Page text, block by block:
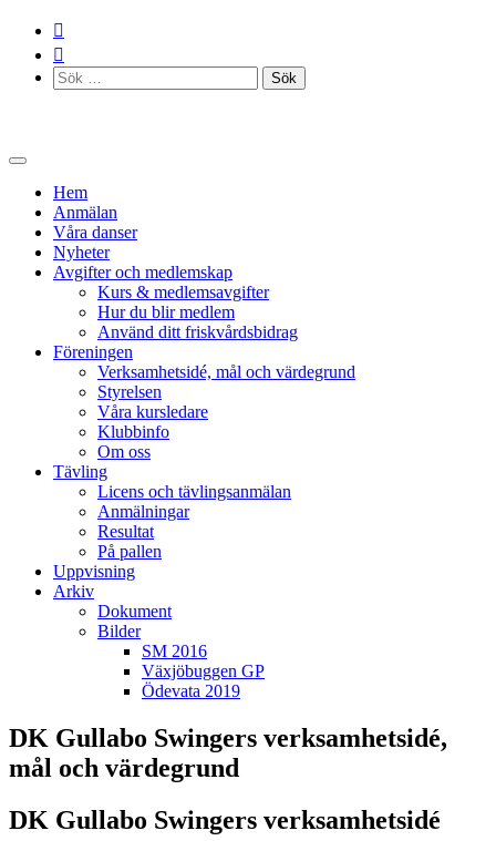
Skip
contentSök
efter:
Hem
Anmälan
Våra danser
Nyheter
Avgifter och medlemskap
Kurs & medlemsavgifter
Hur du blir medlem
Använd ditt friskvårdsbidrag
Föreningen
Verksamhetsidé, mål och värdegrund
Styrelsen
Våra kursledare
Klubbinfo
Om oss
Tävling
Licens och tävlingsanmälan
Anmälningar
Resultat
På pallen
Uppvisning
Arkiv
Dokument
Bilder
SM 2016
Växjöbuggen GP
Ödevata 2019
DK Gullabo Swingers verksamhetsidé,
mål och värdegrund
DK Gullabo Swingers verksamhetsidé